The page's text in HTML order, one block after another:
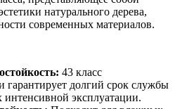
натурального дерева,
современных материалов.
43 класс
гарантирует долгий срок службы
интенсивной эксплуатации.